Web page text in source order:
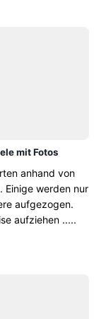
mit Fotos
anhand von
Einige werden nur
aufgezogen.
aufziehen .....